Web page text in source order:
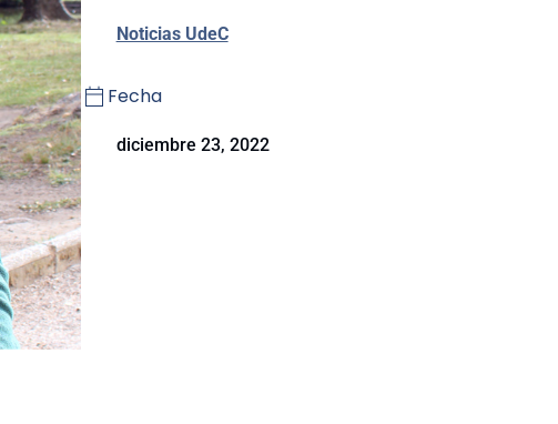
Noticias UdeC
Fecha
diciembre 23, 2022